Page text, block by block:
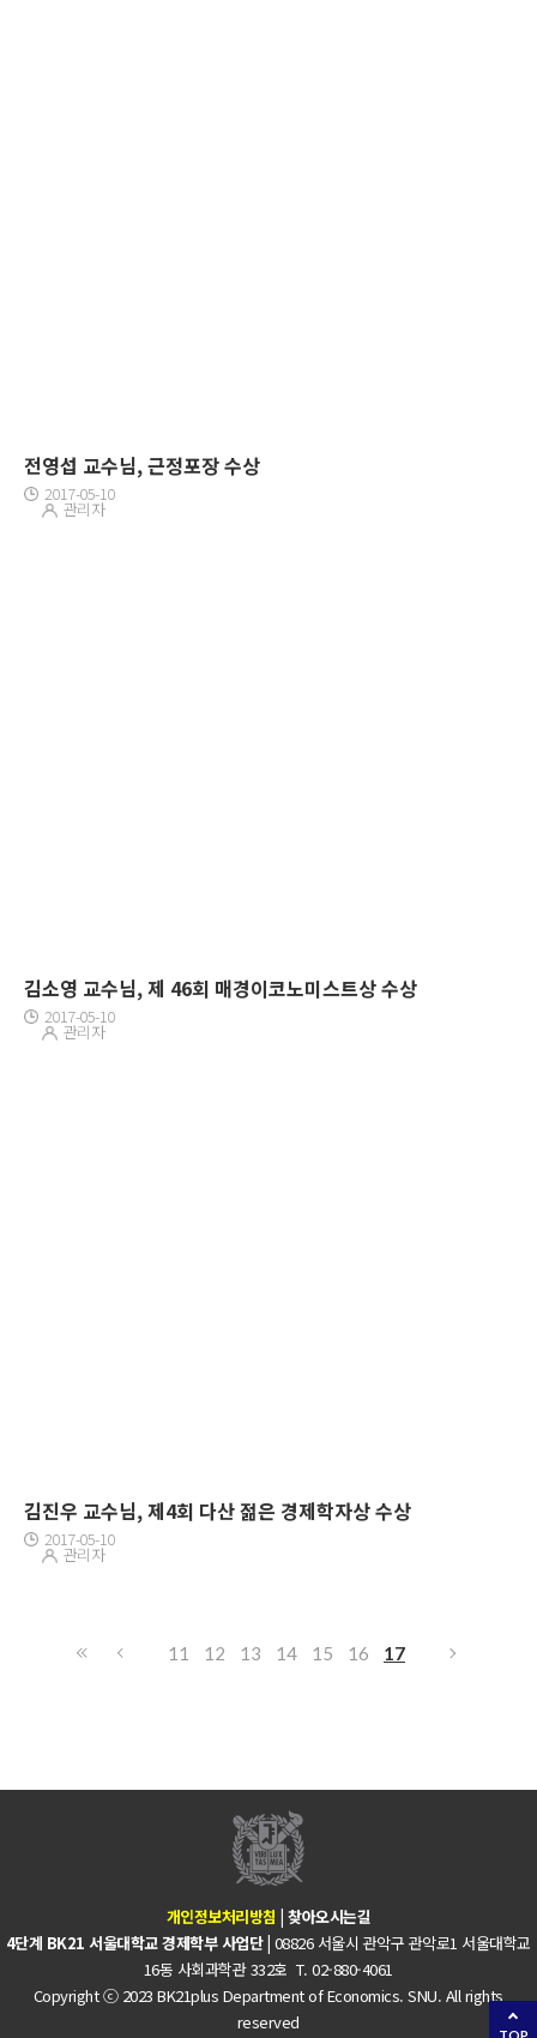
전영섭 교수님, 근정포장 수상
2017-05-10
관리자
김소영 교수님, 제 46회 매경이코노미스트상 수상
2017-05-10
관리자
김진우 교수님, 제4회 다산 젊은 경제학자상 수상
2017-05-10
관리자
11 12 13 14 15 16 17
개인정보처리방침 |찾아오시는길
4단계 BK21 서울대학교 경제학부 사업단 | 08826 서울시 관악구 관악로1 서울대학교
16동 사회과학관 332호 T. 02-880-4061
Copyright ⓒ 2023 BK21plus Department of Economics. SNU. All rights
reserved